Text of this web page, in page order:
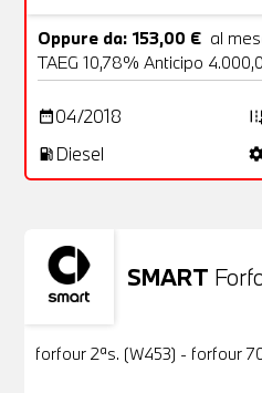
Oppure da: 153,00 € al
TAEG 10,78% Anticipo
date_range04/2018
local_gas_station Diesel
SMART
Usato
forfour 2ªs. (W453) - forfour